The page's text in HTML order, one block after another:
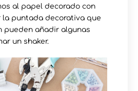
al papel decorado con
la puntada decorativa que
pueden añadir algunas
un shaker.